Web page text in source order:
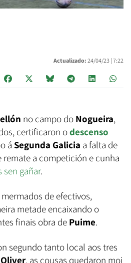
Actualizado: 24/04/23 | 7:22
no campo do Nogueira,
certificaron odescenso
á Segunda Galicia a falta de
remate a competición e cunha
sen gañar.
de efectivos,
metade encaixando o
finais obra de Puime.
segundo tanto local aos tres
Oliver, as cousas quedaron moi